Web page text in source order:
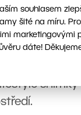
souhlasem
šité na míru.
marketingovými
dáte!
produktové
snímky